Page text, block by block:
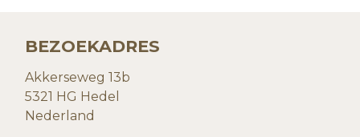
BEZOEKADRES
Akkerseweg 13b
5321 HG Hedel
Nederland